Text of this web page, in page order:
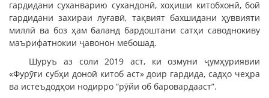
гардидани суханварию сухандонӣ, хоҳиши китобхонӣ, бой
гардидани захираи луғавӣ, тақвият бахшидани ҳуввияти
миллӣ ва боз ҳам баланд бардоштани сатҳи саводнокиву
маърифатнокии ҷавонон мебошад.
Шуруъ аз соли 2019 аст, ки озмуни ҷумҳуриявии
«Фурӯғи субҳи доноӣ китоб аст» доир гардида, садҳо чеҳра
ва истеъдодҳои нодирро “рӯйи об баровардааст”.